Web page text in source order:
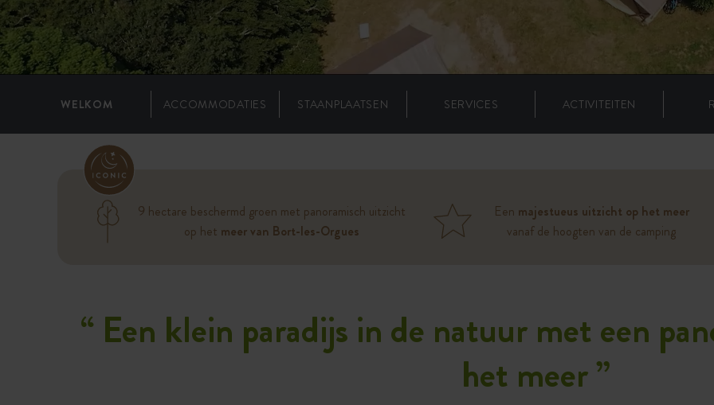
WELKOM ACCOMMODATIES STAANPLAATSEN SERVICES ACTIVITEITEN
9 hectare beschermd groen met panoramisch uitzicht
op het meer van Bort-les-Orgues
Een majestueus uitzicht op het meer
vanaf de hoogten van de camping
“ Een klein paradijs in de natuur met een
het meer”